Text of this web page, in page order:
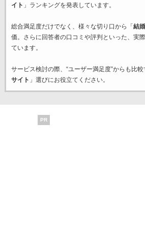
イト 」ランキングを発表しています。
総合満足度だけでなく、様々な切り口から「 結
価。さらに回答者の口コミや評判といった、実
ています。
サービス検討の際、“ユーザー満足度”からも比較
サイト 」選びにお役立てください。
PR